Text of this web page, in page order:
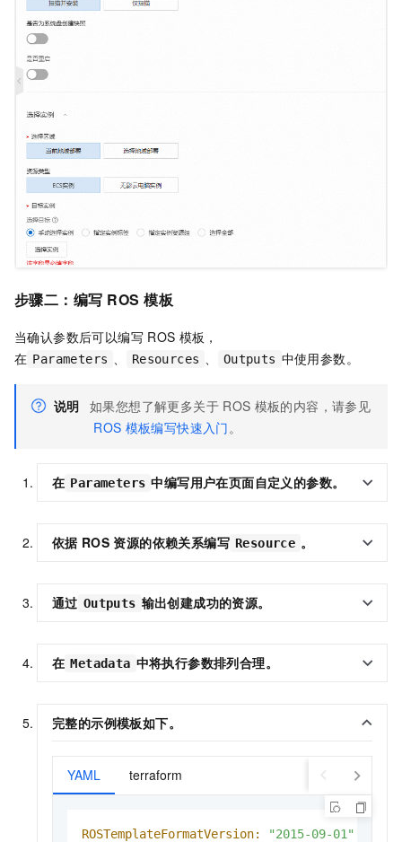
步骤二：编写 ROS 模板
当确认参数后可以编写 ROS 模板，
在 Parameters 、 Resources 、 Outputs 中使用参数。
说明 如果您想了解更多关于 ROS 模板的内容，请参见
ROS 模板编写快速入门。
在 Parameters 中编写用户在页面自定义的参数。
依据 ROS 资源的依赖关系编写 Resource 。
通过 Outputs 输出创建成功的资源。
在 Metadata 中将执行参数排列合理。
完整的示例模板如下。
YAML terraform
ROSTemplateFormatVersion: "2015-09-01"